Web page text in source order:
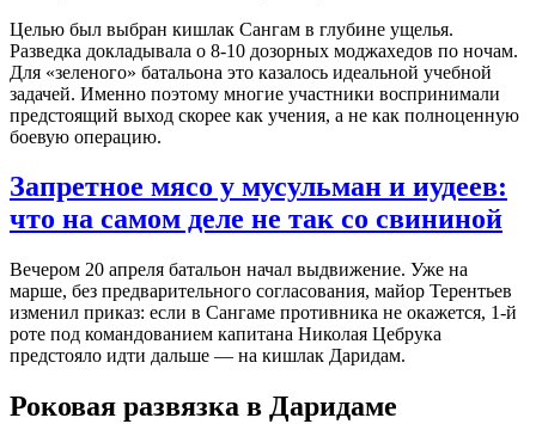
Целью был выбран кишлак Сангам в глубине ущелья.
Разведка докладывала о 8-10 дозорных моджахедов по ночам.
Для «зеленого» батальона это казалось идеальной учебной
задачей. Именно поэтому многие участники воспринимали
предстоящий выход скорее как учения, а не как полноценную
боевую операцию.
Запретное мясо у мусульман и иудеев:
что на самом деле не так со свининой
Вечером 20 апреля батальон начал выдвижение. Уже на
марше, без предварительного согласования, майор Терентьев
изменил приказ: если в Сангаме противника не окажется, 1-й
роте под командованием капитана Николая Цебрука
предстояло идти дальше — на кишлак Даридам.
Роковая развязка в Даридаме